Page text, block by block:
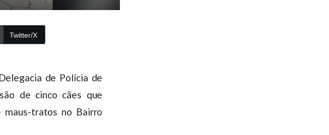
Twitter/X
de Polícia de
de cinco cães que
maus-tratos no Bairro